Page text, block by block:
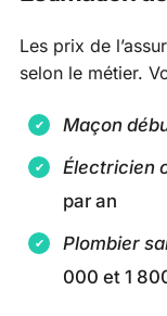
Les prix de
selon le métier.
Maçon
Électricien
par an
Plombier
000 et 1